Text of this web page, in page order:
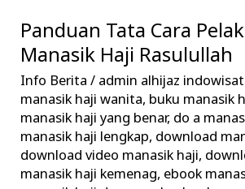
Panduan Tata Cara
Manasik Haji Rasulullah
Info Berita / admin alhijaz
manasik haji wanita, buku manasik
manasik haji yang benar, do a
manasik haji lengkap, download
download video manasik haji,
manasik haji kemenag, ebook
Panduan
Tata
Cara
Pelaksanaan
Manasik
Haji
Rasulullah